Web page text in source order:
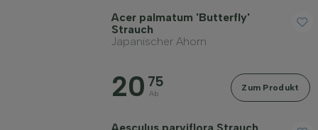
Acer palmatum 'Butterfly'
Strauch
Japanischer Ahorn
20 75
Ab
Zum Produkt
Aesculus parviflora Strauch